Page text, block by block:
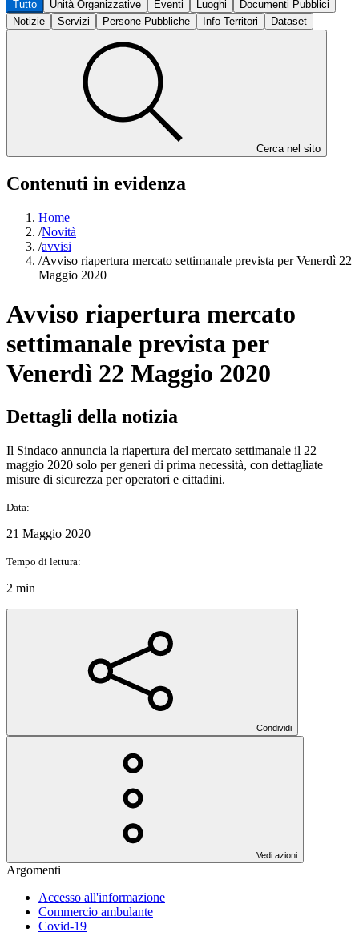
Tutto Unità Organizzative Eventi Luoghi
Documenti Pubblici
Notizie
Servizi Persone Pubbliche Info Territori Dataset
Cerca nel sito
Contenuti in evidenza
Home
/Novità
/avvisi
/Avviso riapertura mercato settimanale prevista per Venerdì 22
Maggio 2020
Avviso riapertura mercato
settimanale prevista per
Venerdì 22 Maggio 2020
Dettagli della notizia
Il Sindaco annuncia la riapertura del mercato settimanale il 22
maggio 2020 solo per generi di prima necessità, con dettagliate
misure di sicurezza per operatori e cittadini.
Data:
21 Maggio 2020
Tempo di lettura:
2 min
Condividi
Vedi azioni
Argomenti
Accesso all'informazione
Commercio ambulante
Covid-19